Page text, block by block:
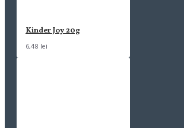
Kinder Joy 20g
6,48 lei